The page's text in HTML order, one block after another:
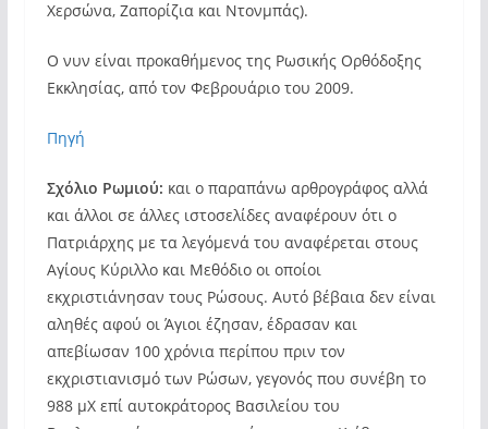
Χερσώνα, Ζαπορίζια και Ντονμπάς).
Ο νυν είναι προκαθήμενος της Ρωσικής Ορθόδοξης
Εκκλησίας, από τον Φεβρουάριο του 2009.
Πηγή
Σχόλιο Ρωμιού: και ο παραπάνω αρθρογράφος αλλά
και άλλοι σε άλλες ιστοσελίδες αναφέρουν ότι ο
Πατριάρχης με τα λεγόμενά του αναφέρεται στους
Αγίους Κύριλλο και Μεθόδιο οι οποίοι
εκχριστιάνησαν τους Ρώσους. Αυτό βέβαια δεν είναι
αληθές αφού οι Άγιοι έζησαν, έδρασαν και
απεβίωσαν 100 χρόνια περίπου πριν τον
εκχριστιανισμό των Ρώσων, γεγονός που συνέβη το
988 μΧ επί αυτοκράτορος Βασιλείου του